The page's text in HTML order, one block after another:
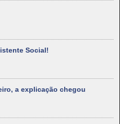
Social!
a explicação chegou